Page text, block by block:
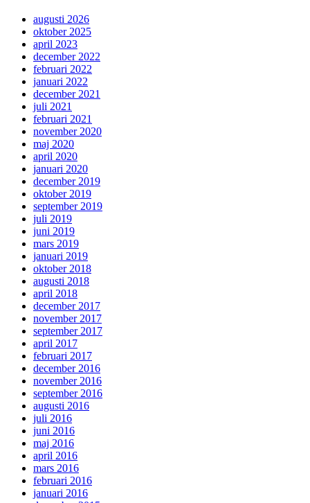
augusti 2026
oktober 2025
april 2023
december 2022
februari 2022
januari 2022
december 2021
juli 2021
februari 2021
november 2020
maj 2020
april 2020
januari 2020
december 2019
oktober 2019
september 2019
juli 2019
juni 2019
mars 2019
januari 2019
oktober 2018
augusti 2018
april 2018
december 2017
november 2017
september 2017
april 2017
februari 2017
december 2016
november 2016
september 2016
augusti 2016
juli 2016
juni 2016
maj 2016
april 2016
mars 2016
februari 2016
januari 2016